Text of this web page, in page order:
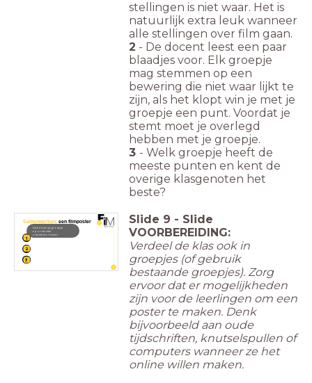
stellingen is niet waar. Het is
natuurlijk extra leuk wanneer
alle stellingen over film gaan.
2 - De docent leest een paar
blaadjes voor. Elk groepje
mag stemmen op een
bewering die niet waar lijkt te
zijn, als het klopt win je met je
groepje een punt. Voordat je
stemt moet je overlegd
hebben met je groepje.
3 - Welk groepje heeft de
meeste punten en kent de
overige klasgenoten het
beste?
3
2
Samenwerken: een filmposter
Ga binnen je groepje
opzoek naar
overeenkomsten
1
Slide 9 - Slide
VOORBEREIDING:
Verdeel de klas ook in
groepjes (of gebruik
bestaande groepjes). Zorg
ervoor dat er mogelijkheden
zijn voor de leerlingen om een
poster te maken. Denk
bijvoorbeeld aan oude
tijdschriften, knutselspullen of
computers wanneer ze het
online willen maken.